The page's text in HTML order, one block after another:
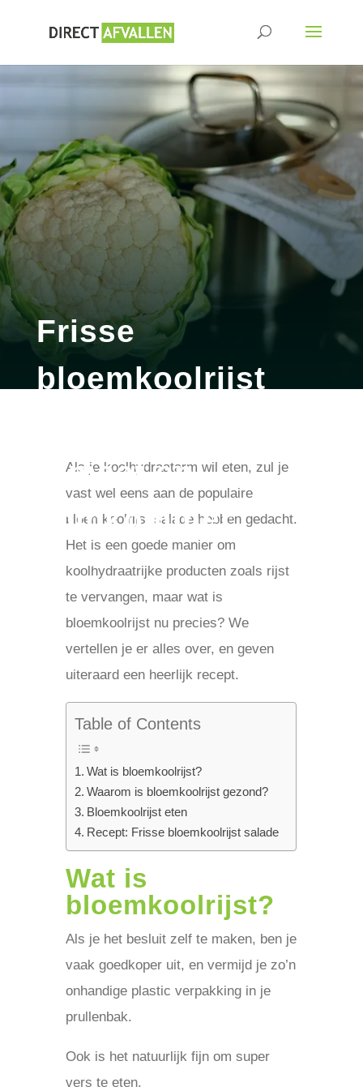
Frisse
bloemkoolrijst
tomaat en
komkommer
Als je koolhydraatarm wil eten, zul je
vast wel eens aan de populaire
bloemkoolrijst salade hebben gedacht.
Het is een goede manier om
koolhydraatrijke producten zoals rijst
te vervangen, maar wat is
bloemkoolrijst nu precies? We
vertellen je er alles over, en geven
uiteraard een heerlijk recept.
Table of Contents
Wat is bloemkoolrijst?
Waarom is bloemkoolrijst gezond?
Bloemkoolrijst eten
Recept: Frisse bloemkoolrijst salade
Wat is
bloemkoolrijst?
Als je het besluit zelf te maken, ben je
vaak goedkoper uit, en vermijd je zo’n
onhandige plastic verpakking in je
prullenbak.
Ook is het natuurlijk fijn om super
vers te eten.